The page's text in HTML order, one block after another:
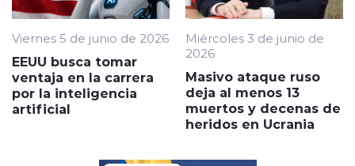
Viernes 5 de junio de 2026
EEUU busca tomar
ventaja en la carrera
por la inteligencia
artificial
Miércoles 3 de junio de
2026
Masivo ataque ruso
deja al menos 13
muertos y decenas de
heridos en Ucrania